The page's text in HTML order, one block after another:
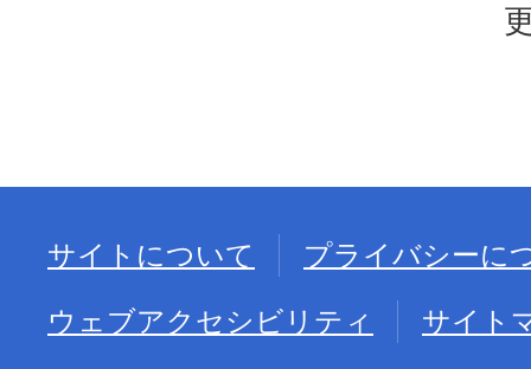
サイトについて
プライバシーに
ウェブアクセシビリティ
サイト